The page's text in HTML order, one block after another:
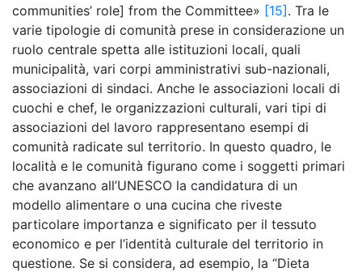
communities’ role] from the Committee» [15]. Tra le
varie tipologie di comunità prese in considerazione un
ruolo centrale spetta alle istituzioni locali, quali
municipalità, vari corpi amministrativi sub-nazionali,
associazioni di sindaci. Anche le associazioni locali di
cuochi e chef, le organizzazioni culturali, vari tipi di
associazioni del lavoro rappresentano esempi di
comunità radicate sul territorio. In questo quadro, le
località e le comunità figurano come i soggetti primari
che avanzano all’UNESCO la candidatura di un
modello alimentare o una cucina che riveste
particolare importanza e significato per il tessuto
economico e per l’identità culturale del territorio in
questione. Se si considera, ad esempio, la “Dieta